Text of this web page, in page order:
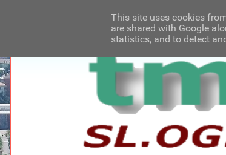
This site uses cookies
are shared with Google
statistics, and to detect